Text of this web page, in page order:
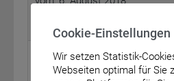
BAnz AT 23.08.2018 B5
Bundesministerium für
Cookie-Einstellungen
Wir setzen Statistik-
Webseiten optimal für Sie